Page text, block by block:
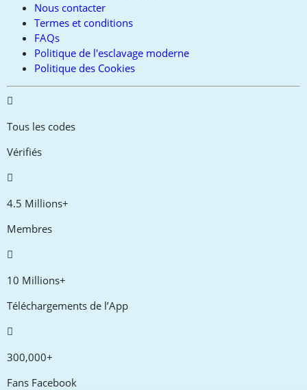
Nous contacter
Termes et conditions
FAQs
Politique de l'esclavage moderne
Politique des Cookies
Tous les codes
Vérifiés
4.5 Millions+
Membres
10 Millions+
Téléchargements de l’App
300,000+
Fans Facebook